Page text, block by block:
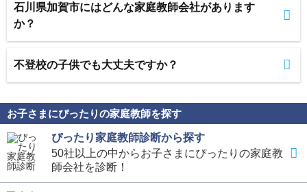
石川県加賀市にはどんな家庭教師会社があります
か？
不登校の子供でも大丈夫ですか？
お子さまにぴったりの家庭教師を探す
ぴったり家庭教師診断から探す
50社以上の中からお子さまにぴったりの家庭教
師会社を診断！